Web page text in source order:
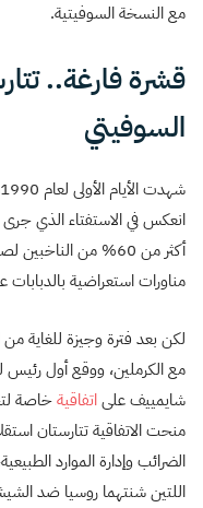
مع النسخة السوفيتية.
قشرة فارغة..
السوفيتي
أكثر من 60% من الناخبين لصالح الاستقلال، رغم
مناورات استعراضية
لكن بعد فترة وجيزة للغاية
مع الكرملين، ووقع أول رئيس
شايمييف علىاتفاقية
منحت الاتفاقية تتارستان
الضرائب وإدارة الموارد
اللتين شنتهما روسيا ضد